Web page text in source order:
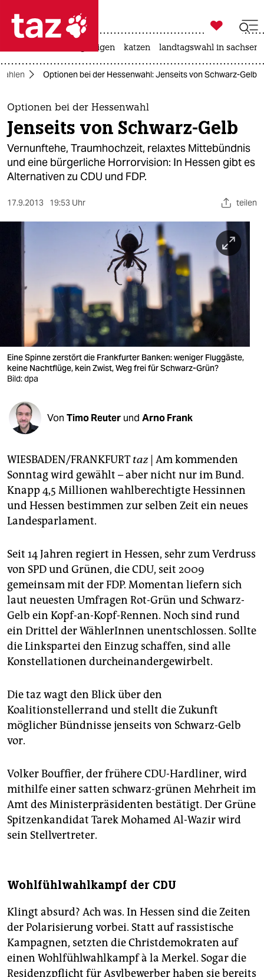
 taz zahl ich
taz zahl ich
themen
politik
öko
nord
wahrheit
verlag
verlag
shop
fragen & hilfe
unterstützen
abo
genossenschaft

taz zahl ich
bergsteigen katzen landtagswahl in
Optionen bei der Hessenwahl: Jenseits von Schwarz-Gelb
Optionen bei der Hessenwahl
Jenseits von Schwarz-Gelb
Vernunftehe, Traumhochzeit, relaxtes Mittebündnis
und eine bürgerliche Horrorvision: In Hessen gibt es
Alternativen zu CDU und FDP.
17.9.2013 19:53 Uhr teilen
Eine Spinne zerstört die Frankfurter Banken: weniger Fluggäste,
keine Nachtflüge, kein Zwist, Weg frei für Schwarz-Grün?
Bild: dpa
Von Timo Reuter und Arno Frank
WIESBADEN/FRANKFURTtaz| Am kommenden
Sonntag wird gewählt – aber nicht nur im Bund.
Knapp 4,5 Millionen wahlberechtigte Hessinnen
und Hessen bestimmen zur selben Zeit ein neues
Landesparlament.
Seit 14 Jahren regiert in Hessen, sehr zum Verdruss
von SPD und Grünen, die CDU, seit 2009
gemeinsam mit der FDP. Momentan liefern sich
laut neuesten Umfragen Rot-Grün und Schwarz-
Gelb ein Kopf-an-Kopf-Rennen. Noch sind rund
ein Drittel der WählerInnen unentschlossen. Sollte
die Linkspartei den Einzug schaffen, sind alle
Konstellationen durcheinandergewirbelt.
Die taz wagt den Blick über den
Koalitionstellerrand und stellt die Zukunft
möglicher Bündnisse jenseits von Schwarz-Gelb
vor.
Volker Bouffier, der frühere CDU-Hardliner, wird
mithilfe einer satten schwarz-grünen Mehrheit im
Amt des Ministerpräsidenten bestätigt. Der Grüne
Spitzenkandidat Tarek Mohamed Al-Wazir wird
sein Stellvertreter.
Wohlfühlwahlkampf der CDU
Klingt absurd? Ach was. In Hessen sind die Zeiten
der Polarisierung vorbei. Statt auf rassistische
Kampagnen, setzten die Christdemokraten auf
einen Wohlfühlwahlkampf à la Merkel. Sogar die
Residenzpflicht für Asylbewerber haben sie bereits